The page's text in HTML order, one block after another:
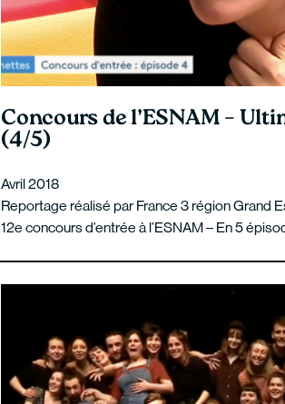
Concours de l’ESNAM –
(4/5)
Avril 2018
Reportage réalisé par France 3 région Grand
12e concours d’entrée à l’ESNAM – En 5